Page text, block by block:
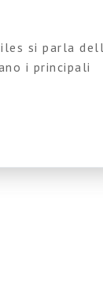
si parla
i principali
Uscite